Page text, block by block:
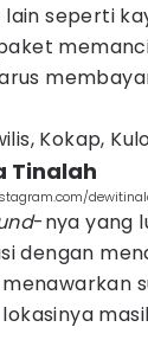
seperti
Kokap,
Tinalah
-nya yang
dengan